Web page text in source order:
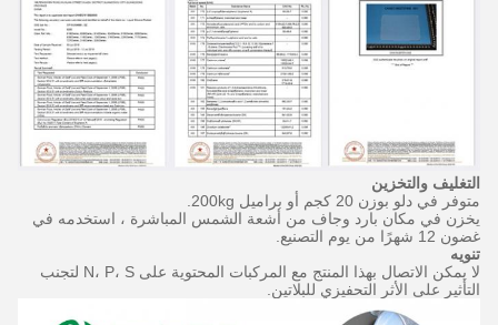
التغليف والتخزين
متوفر في دلو بوزن 20 كجم أو براميل 200kg.
يخزن في مكان بارد وجاف من أشعة الشمس المباشرة ، استخدمه في
غضون 12 شهرًا من يوم التصنيع.
تنويه
لا يمكن الاتصال بهذا المنتج مع المركبات المحتوية على N، P، S لتجنب
التأثير على الأثر التحفيزي للبلاتين.